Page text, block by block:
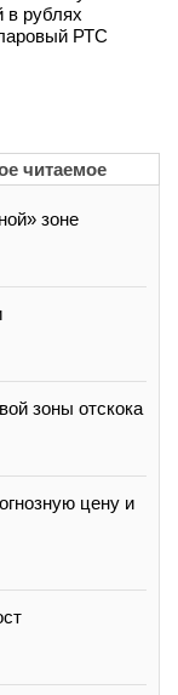
в рублях
РТС
читаемое
зоне
зоны отскока
цену и